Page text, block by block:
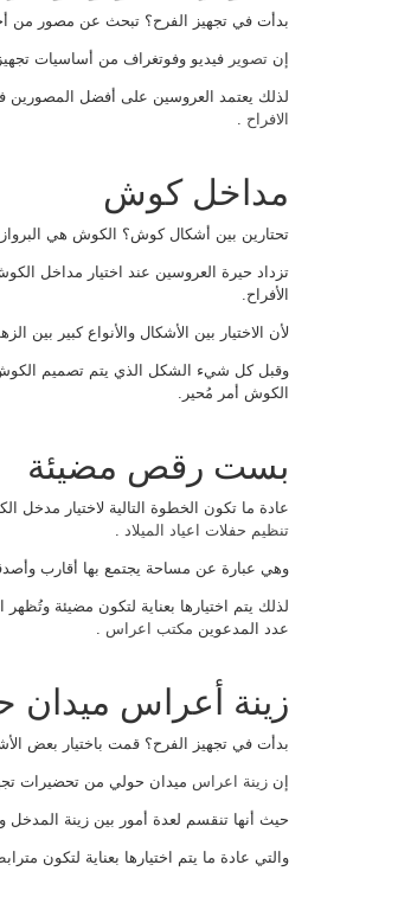
بدأت في تجهيز الفرح؟ تبحث عن مصور من
إن تصوير فيديو وفوتغراف من أساسيات
لذلك يعتمد العروسين على أفضل
الافراح
مداخل كوش
تحتارين بين أشكال كوش؟ الكوش هي البرواز
تزداد حيرة العروسين عند اختيار مداخل
الأفراح.
لأن الاختيار بين الأشكال والأنواع كبير
وقبل كل شيء الشكل الذي يتم تصميم الكوش
الكوش أمر مُحير.
بست رقص مضيئة
عادة ما تكون الخطوة التالية لاختيار
تنظيم حفلات اعياد الميلاد
وهي عبارة عن مساحة يجتمع بها أقارب
لذلك يتم اختيارها بعناية لتكون مضيئة
عدد المدعوين مكتب اعراس
زينة أعراس ميدان
بدأت في تجهيز الفرح؟ قمت باختيار بعض
إن زينة اعراس ميدان حولي من تحضيرات
حيث أنها تنقسم لعدة أمور بين زينة المدخل و
والتي عادة ما يتم اختيارها بعناية لتكون